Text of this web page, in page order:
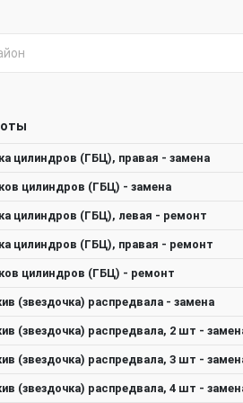
цилиндров (ГБЦ), правая - замена
цилиндров (ГБЦ) - замена
цилиндров (ГБЦ), левая - ремонт
цилиндров (ГБЦ), правая - ремонт
цилиндров (ГБЦ) - ремонт
(звездочка) распредвала - замена
(звездочка) распредвала, 2 шт -
(звездочка) распредвала, 3 шт -
(звездочка) распредвала, 4 шт -